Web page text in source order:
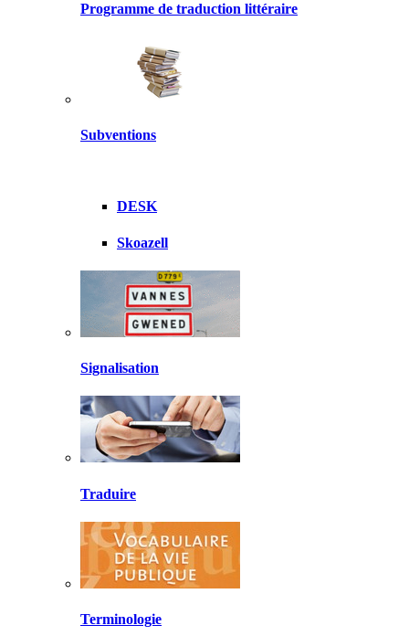
Programme de traduction littéraire
Subventions
DESK
Skoazell
Signalisation
Traduire
Terminologie